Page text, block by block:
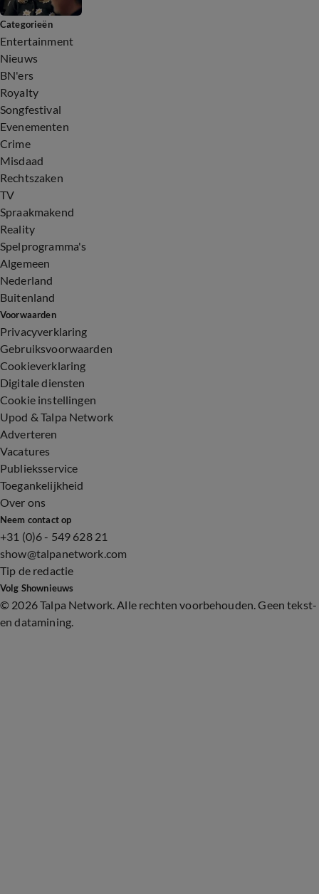
Categorieën
Entertainment
Nieuws
BN'ers
Royalty
Songfestival
Evenementen
Crime
Misdaad
Rechtszaken
TV
Spraakmakend
Reality
Spelprogramma's
Algemeen
Nederland
Buitenland
Voorwaarden
Privacyverklaring
Gebruiksvoorwaarden
Cookieverklaring
Digitale diensten
Cookie instellingen
Upod & Talpa Network
Adverteren
Vacatures
Publieksservice
Toegankelijkheid
Over ons
Neem contact op
+31 (0)6 - 549 628 21
show@talpanetwork.com
Tip de redactie
Volg Shownieuws
© 2026 Talpa Network. Alle rechten voorbehouden. Geen tekst-
en datamining.